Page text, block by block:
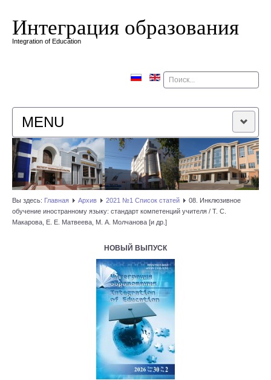
Интеграция образования
Integration of Education
Поиск
MENU
ГЛАВНАЯ
РЕДАКЦИОННАЯ КОЛЛЕГИЯ
РЕДАКЦИОННАЯ ПОЛИТИКА
Вы здесь: Главная Архив 2021 №1 Список статей
08. Инклюзивное
обучение иностранному языку: стандарт компетенций учителя / Т. С.
Макарова, Е. Е. Матвеева, М. А. Молчанова [и др.]
НОВЫЙ ВЫПУСК